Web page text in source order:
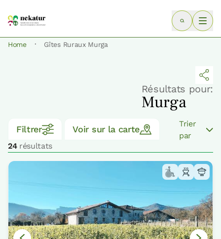
Home · Gîtes Ruraux Murga
Résultats pour:
Murga
Filtrer Voir sur la carte
24résultats
Trier
par